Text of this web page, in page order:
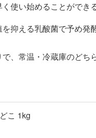
使い始めることができ
抑える乳酸菌で予め発
、常温・冷蔵庫のどち
こ 1kg